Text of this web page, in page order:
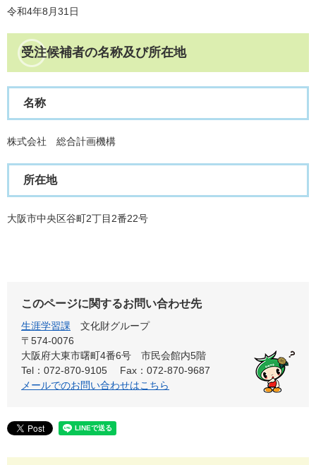
令和4年8月31日
受注候補者の名称及び所在地
名称
株式会社 総合計画機構
所在地
大阪市中央区谷町2丁目2番22号
このページに関するお問い合わせ先
生涯学習課
文化財グループ
〒574-0076
大阪府大東市曙町4番6号 市民会館内5階
Tel：072-870-9105
Fax：072-870-9687
メールでのお問い合わせはこちら